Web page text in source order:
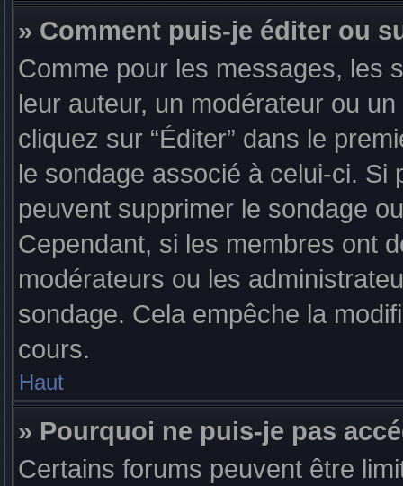
» Comment puis-je éditer ou
Comme pour les messages, les
leur auteur, un modérateur ou
cliquez sur “Éditer” dans le
le sondage associé à celui-ci. Si
peuvent supprimer le sondage
Cependant, si les membres ont
modérateurs ou les
sondage. Cela empêche la
cours.
Haut
» Pourquoi ne puis-je pas
Certains forums peuvent être